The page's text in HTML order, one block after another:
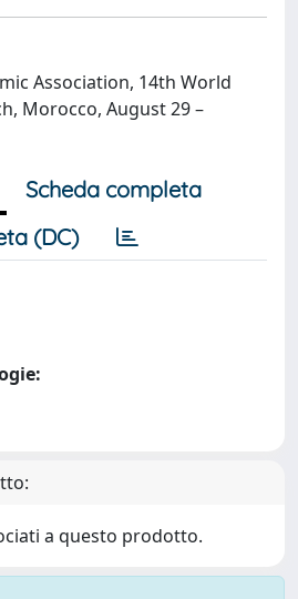
Association, 14th World
Morocco, August 29 –
Scheda completa
(DC)
a questo prodotto.